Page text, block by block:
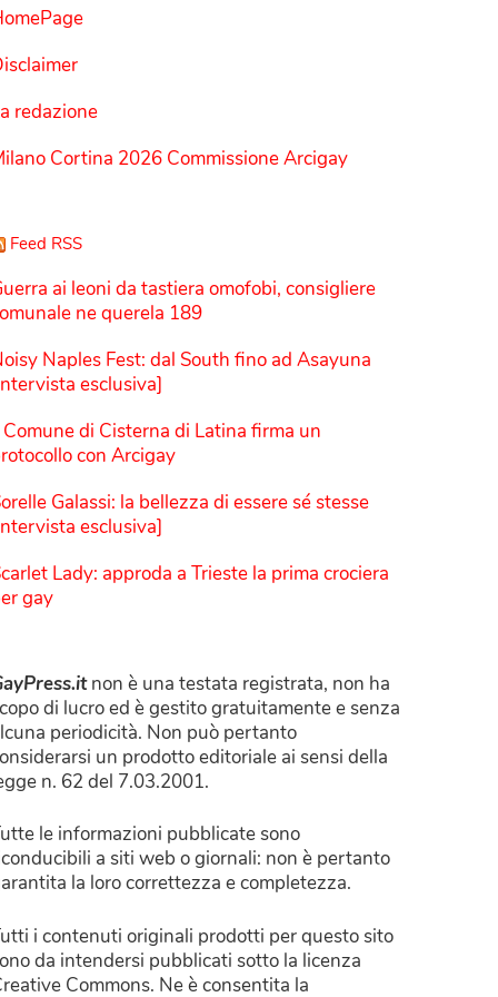
redazione
Cortina 2026 Commissione Arcigay
Feed RSS
ai leoni da tastiera omofobi, consigliere
ne querela 189
Naples Fest: dal South fino ad Asayuna
esclusiva]
Comune di Cisterna di Latina firma un
con Arcigay
Galassi: la bellezza di essere sé stesse
esclusiva]
Lady: approda a Trieste la prima crociera
gay
non è una testata registrata, non ha
di lucro ed è gestito gratuitamente e senza
periodicità. Non può pertanto
un prodotto editoriale ai sensi della
n. 62 del 7.03.2001.
le informazioni pubblicate sono
a siti web o giornali: non è pertanto
la loro correttezza e completezza.
i contenuti originali prodotti per questo sito
da intendersi pubblicati sotto la licenza
Commons. Ne è consentita la